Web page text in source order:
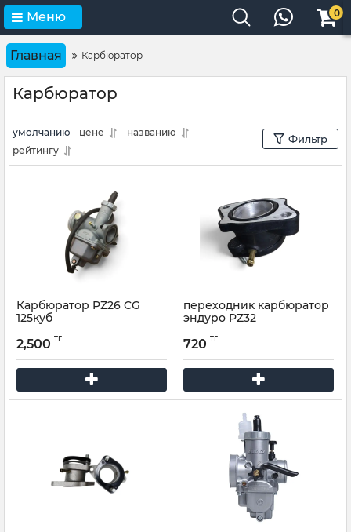
Меню 0
Главная Карбюратор
Карбюратор
умолчанию цене
названию
рейтингу
Фильтр
Карбюратор PZ26 CG
125куб
2,500 тг
переходник карбюратор
эндуро PZ32
720 тг